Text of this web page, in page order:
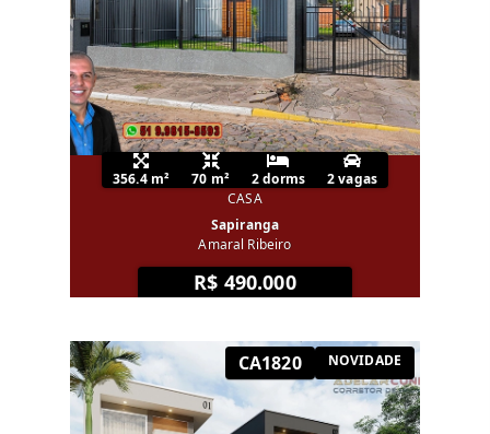
356.4 m² 70 m² 2 dorms
2 vagas
CASA
Sapiranga
Amaral Ribeiro
R$ 490.000
CA1820 NOVIDADE